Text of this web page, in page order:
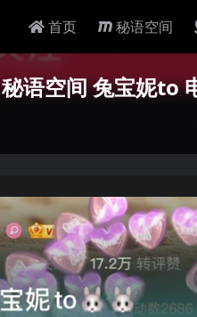
首页 秘语空间
秘语空间 兔宝妮to